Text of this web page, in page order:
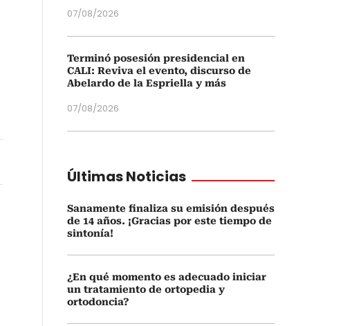
07/08/2026
Terminó posesión presidencial en
CALI: Reviva el evento, discurso de
Abelardo de la Espriella y más
07/08/2026
Últimas Noticias
Sanamente finaliza su emisión después
de 14 años. ¡Gracias por este tiempo de
sintonía!
¿En qué momento es adecuado iniciar
un tratamiento de ortopedia y
ortodoncia?